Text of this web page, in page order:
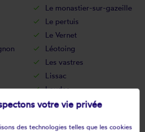
Le monastier-sur-gazeille
Le pertuis
Le Vernet
Léotoing
Les vastres
Lissac
Loudes
Malrevers
Mazet-saint-voy
votre vie privée
des technologies telles que les cookies